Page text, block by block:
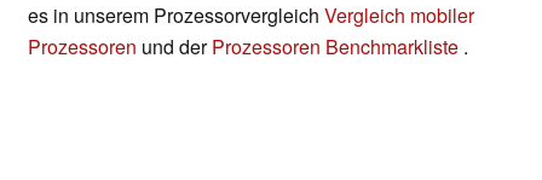
es in unserem Prozessorvergleich Vergleich mobiler
Prozessoren und derProzessoren Benchmarkliste .